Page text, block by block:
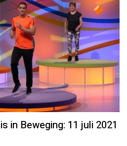
in Beweging: 11 juli 2021